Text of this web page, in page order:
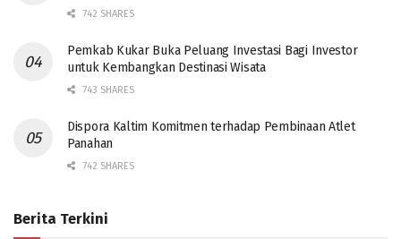
742 SHARES
Pemkab Kukar Buka Peluang Investasi Bagi Investor
untuk Kembangkan Destinasi Wisata
743 SHARES
Dispora Kaltim Komitmen terhadap Pembinaan Atlet
Panahan
742 SHARES
Berita Terkini